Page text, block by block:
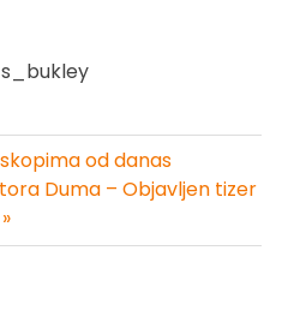
od danas
Duma – Objavljen tizer